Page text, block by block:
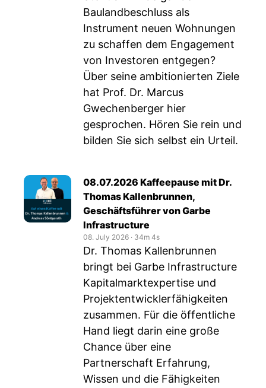
Baulandbeschluss als
Instrument neuen Wohnungen
zu schaffen dem Engagement
von Investoren entgegen?
Über seine ambitionierten Ziele
hat Prof. Dr. Marcus
Gwechenberger hier
gesprochen. Hören Sie rein und
bilden Sie sich selbst ein Urteil.
08.07.2026 Kaffeepause mit Dr.
Thomas Kallenbrunnen,
Geschäftsführer von Garbe
Infrastructure
08. July 2026 ‧ 34m 4s
Dr. Thomas Kallenbrunnen
bringt bei Garbe Infrastructure
Kapitalmarktexpertise und
Projektentwicklerfähigkeiten
zusammen. Für die öffentliche
Hand liegt darin eine große
Chance über eine
Partnerschaft Erfahrung,
Wissen und die Fähigkeiten